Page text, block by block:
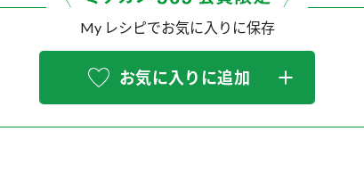
My レシピでお気に入りに保存
お気に入りに追加